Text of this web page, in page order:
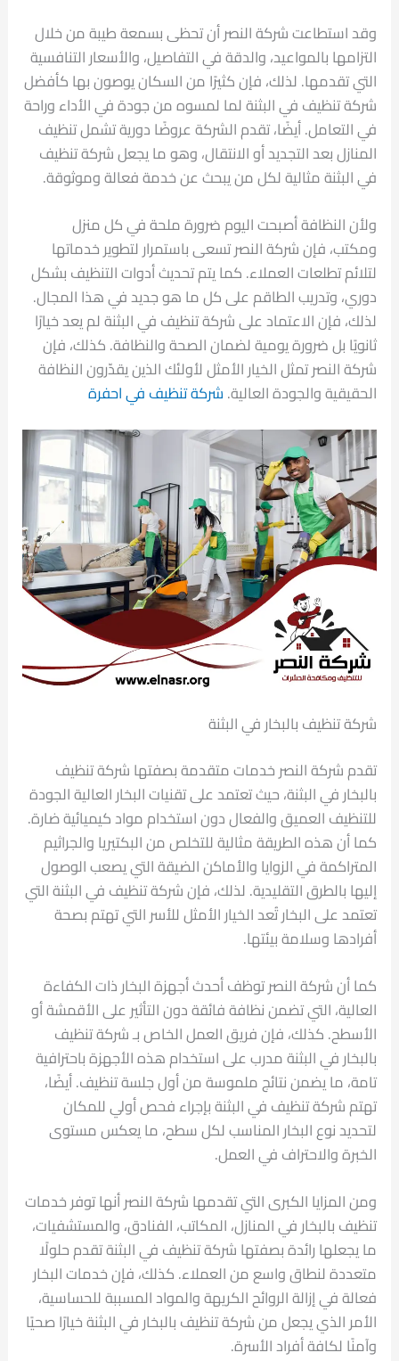
وقد استطاعت شركة النصر أن تحظى بسمعة طيبة من خلال
التزامها بالمواعيد، والدقة في التفاصيل، والأسعار التنافسية
التي تقدمها. لذلك، فإن كثيرًا من السكان يوصون بها كأفضل
شركة تنظيف في البثنة لما لمسوه من جودة في الأداء وراحة
في التعامل. أيضًا، تقدم الشركة عروضًا دورية تشمل تنظيف
المنازل بعد التجديد أو الانتقال، وهو ما يجعل شركة تنظيف
في البثنة مثالية لكل من يبحث عن خدمة فعالة وموثوقة.
ولأن النظافة أصبحت اليوم ضرورة ملحة في كل منزل
ومكتب، فإن شركة النصر تسعى باستمرار لتطوير خدماتها
لتلائم تطلعات العملاء. كما يتم تحديث أدوات التنظيف بشكل
دوري، وتدريب الطاقم على كل ما هو جديد في هذا المجال.
لذلك، فإن الاعتماد على شركة تنظيف في البثنة لم يعد خيارًا
ثانويًا بل ضرورة يومية لضمان الصحة والنظافة. كذلك، فإن
شركة النصر تمثل الخيار الأمثل لأولئك الذين يقدّرون النظافة
الحقيقية والجودة العالية. شركة تنظيف في احفرة
شركة تنظيف بالبخار في البثنة
تقدم شركة النصر خدمات متقدمة بصفتها شركة تنظيف
بالبخار في البثنة، حيث تعتمد على تقنيات البخار العالية الجودة
للتنظيف العميق والفعال دون استخدام مواد كيميائية ضارة.
كما أن هذه الطريقة مثالية للتخلص من البكتيريا والجراثيم
المتراكمة في الزوايا والأماكن الضيقة التي يصعب الوصول
إليها بالطرق التقليدية. لذلك، فإن شركة تنظيف في البثنة التي
تعتمد على البخار تُعد الخيار الأمثل للأسر التي تهتم بصحة
أفرادها وسلامة بيئتها.
كما أن شركة النصر توظف أحدث أجهزة البخار ذات الكفاءة
العالية، التي تضمن نظافة فائقة دون التأثير على الأقمشة أو
الأسطح. كذلك، فإن فريق العمل الخاص بـ شركة تنظيف
بالبخار في البثنة مدرب على استخدام هذه الأجهزة باحترافية
تامة، ما يضمن نتائج ملموسة من أول جلسة تنظيف. أيضًا،
تهتم شركة تنظيف في البثنة بإجراء فحص أولي للمكان
لتحديد نوع البخار المناسب لكل سطح، ما يعكس مستوى
الخبرة والاحتراف في العمل.
ومن المزايا الكبرى التي تقدمها شركة النصر أنها توفر خدمات
تنظيف بالبخار في المنازل، المكاتب، الفنادق، والمستشفيات،
ما يجعلها رائدة بصفتها شركة تنظيف في البثنة تقدم حلولًا
متعددة لنطاق واسع من العملاء. كذلك، فإن خدمات البخار
فعالة في إزالة الروائح الكريهة والمواد المسببة للحساسية،
الأمر الذي يجعل من شركة تنظيف بالبخار في البثنة خيارًا صحيًا
وآمنًا لكافة أفراد الأسرة.